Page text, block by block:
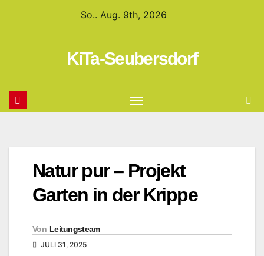
So.. Aug. 9th, 2026
KiTa-Seubersdorf
Natur pur – Projekt
Garten in der Krippe
Von Leitungsteam
JULI 31, 2025